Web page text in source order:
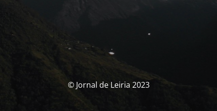
© Jornal de Leiria 2023